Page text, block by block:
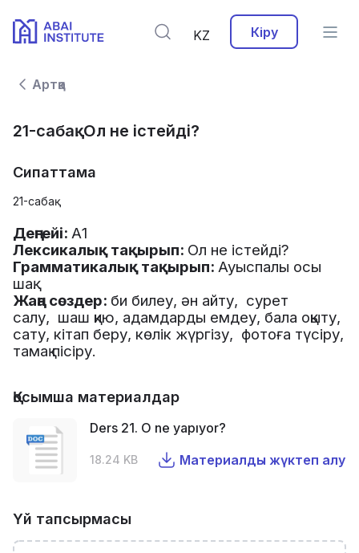
KZ Кіру
Артқа
21-сабақ. Ол не істейді?
Сипаттама
21-сабақ
Деңгейі: А1
Лексикалық тақырып: Ол не істейді?
Грамматикалық тақырып: Ауыспалы осы
шақ.
Жаңа сөздер: би билеу, ән айту, сурет
салу, шаш қию, адамдарды емдеу, бала оқыту,
сату, кітап беру, көлік жүргізу, фотоға түсіру,
тамақ пісіру.
Қосымша материалдар
Ders 21. O ne yapıyor?
18.24 KB Материалды жүктеп алу
Үй тапсырмасы